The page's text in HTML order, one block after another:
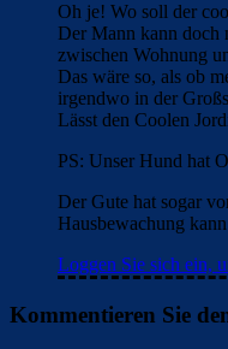
Oh je! Wo soll der
Der Mann kann doch
zwischen Wohnung
Das wäre so, als ob
irgendwo in der
Lässt den Coolen
PS: Unser Hund hat
Der Gute hat sogar
Hausbewachung
Loggen Sie sich ein,
Kommentieren Sie